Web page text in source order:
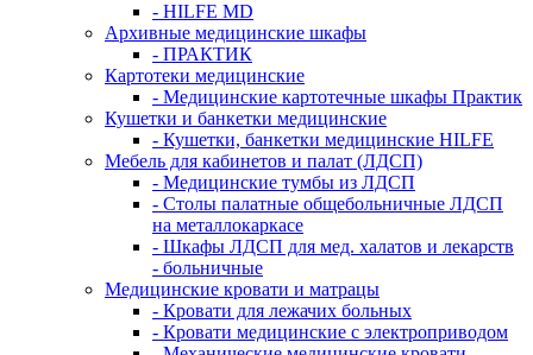
- HILFE MD
Архивные медицинские шкафы
- ПРАКТИК
Картотеки медицинские
- Медицинские картотечные шкафы Практик
Кушетки и банкетки медицинские
- Кушетки, банкетки медицинские HILFE
Мебель для кабинетов и палат (ЛДСП)
- Медицинские тумбы из ЛДСП
- Столы палатные общебольничные ЛДСП
на металлокаркасе
- Шкафы ЛДСП для мед. халатов и лекарств
- больничные
Медицинские кровати и матрацы
- Кровати для лежачих больных
- Кровати медицинские с электроприводом